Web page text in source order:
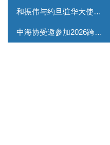
和振伟与约旦驻华大使会谈
中海协受邀参加2026跨境能源矿产出海专题路演会